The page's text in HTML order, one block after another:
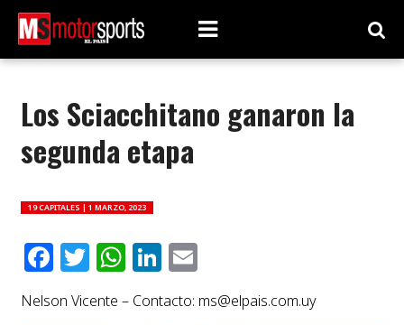
Los Sciacchitano ganaron la
segunda etapa
19 CAPITALES | 1 MARZO, 2023
Facebook
Twitter
WhatsApp
LinkedIn
Email
Nelson Vicente – Contacto: ms@elpais.com.uy